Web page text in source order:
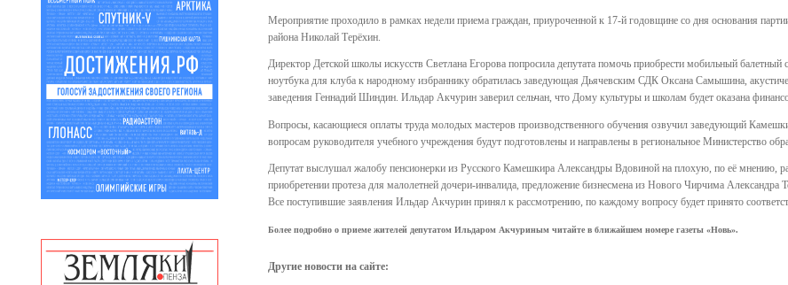
Мероприятие проходило в рамках недели приема граждан, приуроченной к 17-й годовщине со дня основания
района Николай Терёхин.
Директор Детской школы искусств Светлана Егорова попросила депутата помочь приобрести мобильный балетный
ноутбука для клуба к народному избраннику обратилась заведующая Дьячевским СДК Оксана Самышина,
заведения Геннадий Шиндин. Ильдар Акчурин заверил сельчан, что Дому культуры и школам будет оказана
Вопросы, касающиеся оплаты труда молодых мастеров производственного обучения озвучил заведующий
вопросам руководителя учебного учреждения будут подготовлены и направлены в региональное Министерство
Депутат выслушал жалобу пенсионерки из Русского Камешкира Александры Вдовиной на плохую, по её
приобретении протеза для малолетней дочери-инвалида, предложение бизнесмена из Нового Чирчима
Все поступившие заявления Ильдар Акчурин принял к рассмотрению, по каждому вопросу будет принято
Более подробно о приеме жителей депутатом Ильдаром Акчуриным читайте в ближайшем номере газеты «Новь».
Другие новости на сайте: